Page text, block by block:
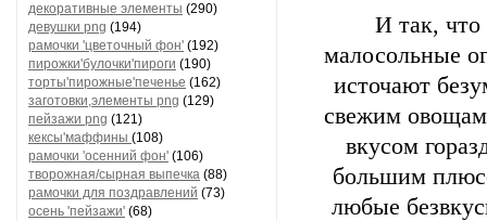
декоративные элементы (290)
девушки png (194)
рамочки 'цветочный фон' (192)
пирожки'булочки'пироги (190)
торты'пирожные'печенье (162)
заготовки,элементы png (129)
пейзажи png (121)
кексы'маффины (108)
рамочки 'осенний фон' (106)
творожная/сырная выпечка (88)
рамочки для поздравлений (73)
осень 'пейзажи' (68)
И так, что
малосольные
источают
свежим
вкусом
большим
любые